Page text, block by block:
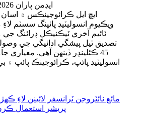
ايڊمن پاران 2026-04-27 تي
ايڇ ايل ڪرائوجينڪس ۾
ويڪيوم انسوليٽيڊ پائپنگ سسٽم لاءِ
ٽائيم آخري ٽيڪنيڪل ڊرائنگ
45 ڪئلينڊر ڏينهن آهي. معياري
انسوليٽيڊ پائپ، ڪرائوجينڪ پائپ ۽